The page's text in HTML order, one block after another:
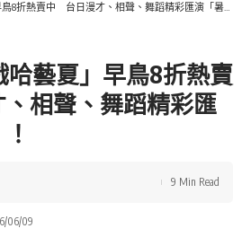
折熱賣中 台日漫才、相聲、舞蹈精彩匯演「暑夠藝」！
哈藝夏」早鳥8折熱賣
相聲、舞蹈精彩匯
06/09
9 Min Read